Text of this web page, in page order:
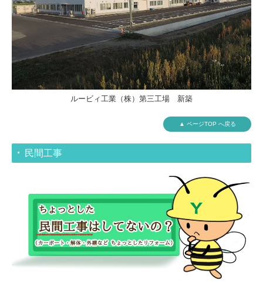
ルービィ工業（株）第三工場 新築
▲ ページTOP へ戻る
民間工事